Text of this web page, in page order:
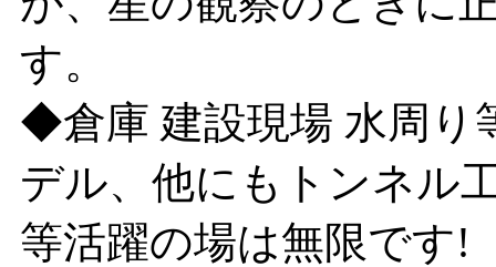
す。
◆倉庫 建設現場 水周り
デル、他にもトンネル
等活躍の場は無限です!